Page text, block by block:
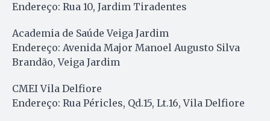
Endereço: Rua 10, Jardim Tiradentes
Academia de Saúde Veiga Jardim
Endereço: Avenida Major Manoel Augusto Silva
Brandão, Veiga Jardim
CMEI Vila Delfiore
Endereço: Rua Péricles, Qd.15, Lt.16, Vila Delfiore